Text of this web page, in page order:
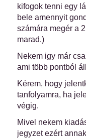
kifogok tenni egy
bele amennyit
számára megér a
marad.)
Nekem igy már
ami több pontból
Kérem, hogy
tanfolyamra, ha
végig.
Mivel nekem
jegyzet ezért